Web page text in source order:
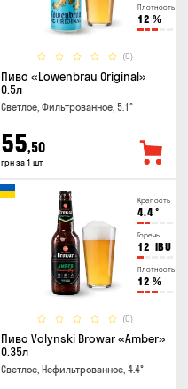
Плотность
12 %
(0)
Пиво «Lowenbrau Original»
0.5л
Светлое, Фильтрованное, 5.1°
55,50
грн за 1 шт
Крепость
4.4°
Горечь
12 IBU
Плотность
12 %
(0)
Пиво Volynski Browar «Amber»
0.35л
Светлое, Нефильтрованное, 4.4°